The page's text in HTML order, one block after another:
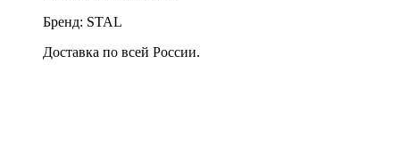
Бренд: STAL
Доставка по всей России.